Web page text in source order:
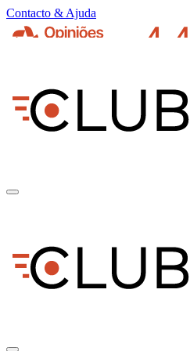
Contacto & Ajuda